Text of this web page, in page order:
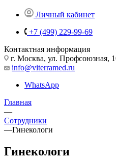
Личный кабинет
+7 (499) 229-99-69
Контактная информация
г. Москва, ул. Профсоюзная,
info@viterramed.ru
WhatsApp
Главная
—
Сотрудники
—Гинекологи
Гинекологи